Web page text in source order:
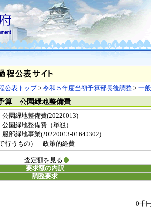
公表トップ> 令和５年度当初予算部長後調整> 一
算 公園緑地整備費
公園緑地整備費(20220013)
公園緑地整備費（単独）
服部緑地事業(20220013-01640302)
行うもの） 政策的経費
査定額を見る
要求額の内訳
調整要求
0千